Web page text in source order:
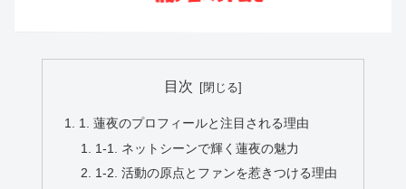
目次
1. 蓮夜のプロフィールと注目される理由
1-1. ネットシーンで輝く蓮夜の魅力
1-2. 活動の原点とファンを惹きつける理由